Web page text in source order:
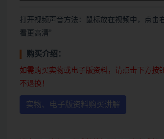
打开视频声音方法：鼠标放在视频中，点击
看更高清”
购买介绍：
如需购买实物或电子版资料，请点击下方按
不退换！
实物、电子版资料购买讲解